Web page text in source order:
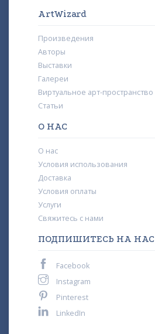
ArtWizard
Произведения
Авторы
Выставки
Галереи
Виртуальное арт-пространство
Статьи
О НАС
О нас
Условия использования
Доставка
Условия оплаты
Услуги
Свяжитесь с нами
ПОДПИШИТЕСЬ НА НАС
Facebook
Instagram
Pinterest
LinkedIn